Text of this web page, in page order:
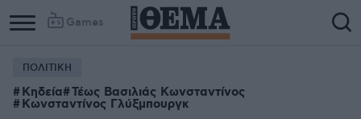
Games
ΠΟΛΙΤΙΚΗ
Κηδεία Τέως Βασιλιάς Κωνσταντίνος
Κωνσταντίνος Γλύξμπουργκ